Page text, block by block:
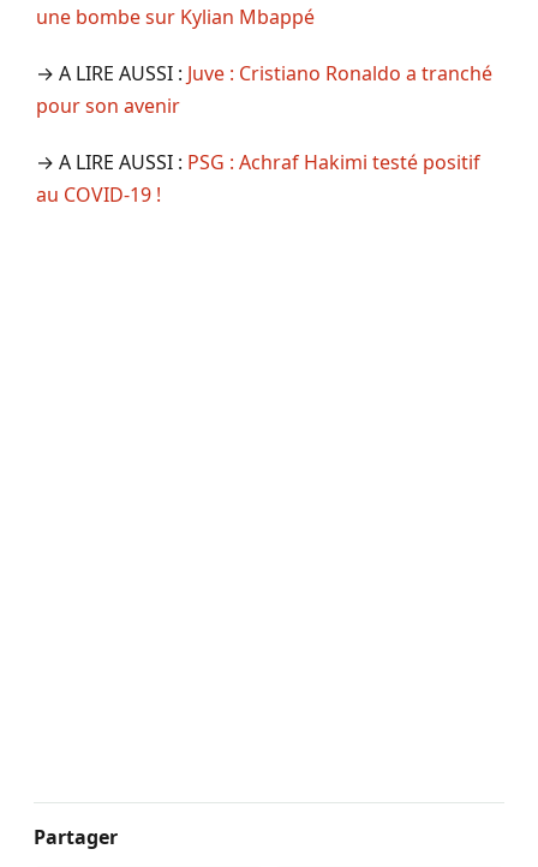
une bombe sur Kylian Mbappé
→ A LIRE AUSSI : Juve : Cristiano Ronaldo a tranché
pour son avenir
→ A LIRE AUSSI : PSG : Achraf Hakimi testé positif
au COVID-19 !
Partager